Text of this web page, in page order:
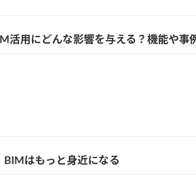
活用にどんな影響を与える？機能や事
BIMはもっと身近になる